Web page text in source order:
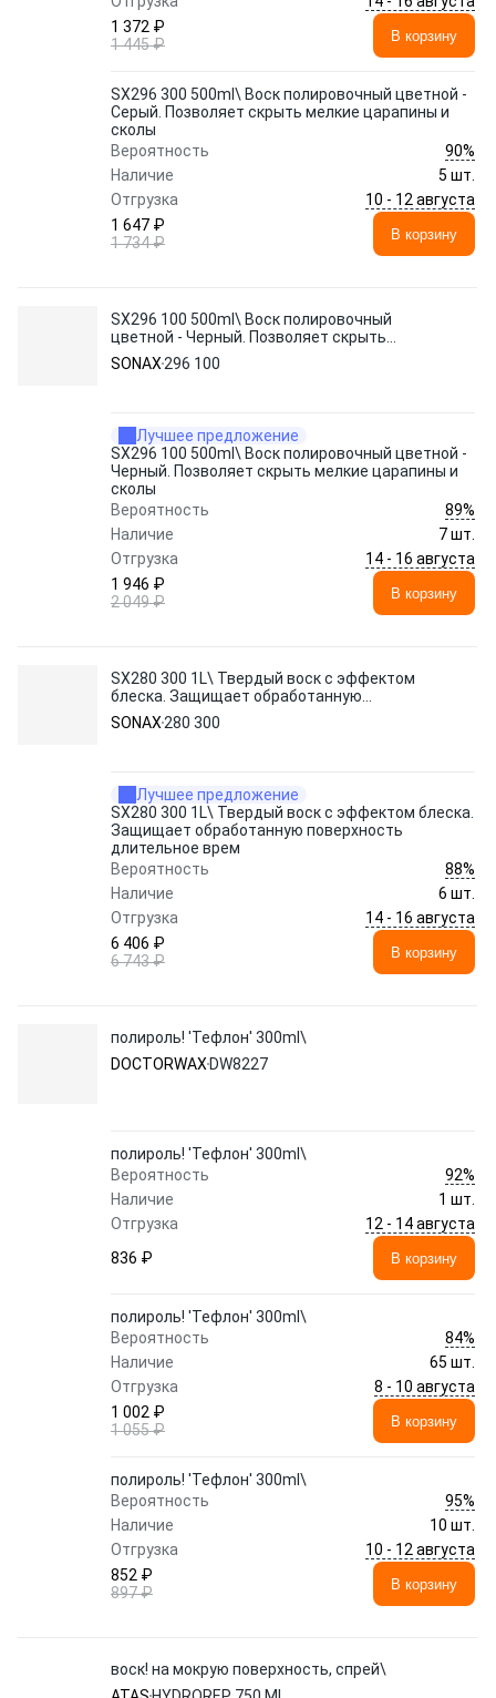
1 372 ₽
1 445 ₽
В корзину
SX296 300 500ml\ Воск полировочный цветной -
Серый. Позволяет скрыть мелкие царапины и
сколы
Вероятность
90%
Наличие
5 шт.
Отгрузка
10 - 12 августа
1 647 ₽
1 734 ₽
В корзину
SX296 100 500ml\ Воск полировочный
цветной - Черный. Позволяет скрыть
мелкие царапины и сколы
SONAX 296 100
Лучшее предложение
SX296 100 500ml\ Воск полировочный цветной -
Черный. Позволяет скрыть мелкие царапины и
сколы
Вероятность
89%
Наличие
7 шт.
Отгрузка
14 - 16 августа
1 946 ₽
2 049 ₽
В корзину
SX280 300 1L\ Твердый воск с эффектом
блеска. Защищает обработанную
поверхность длительное врем
SONAX 280 300
Лучшее предложение
SX280 300 1L\ Твердый воск с эффектом блеска.
Защищает обработанную поверхность
длительное врем
Вероятность
88%
Наличие
6 шт.
Отгрузка
14 - 16 августа
6 406 ₽
6 743 ₽
В корзину
полироль! 'Тефлон' 300ml\
DOCTORWAX DW8227
полироль! 'Тефлон' 300ml\
Вероятность
92%
Наличие
1 шт.
Отгрузка
12 - 14 августа
836 ₽
В корзину
полироль! 'Тефлон' 300ml\
Вероятность
84%
Наличие
65 шт.
Отгрузка
8 - 10 августа
1 002 ₽
1 055 ₽
В корзину
полироль! 'Тефлон' 300ml\
Вероятность
95%
Наличие
10 шт.
Отгрузка
10 - 12 августа
852 ₽
897 ₽
В корзину
воск! на мокрую поверхность, спрей\